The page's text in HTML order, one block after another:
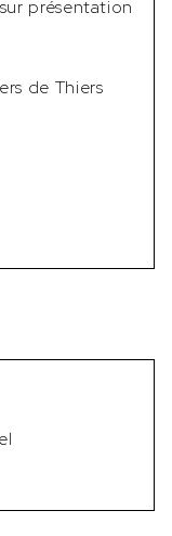
présentation
de Thiers